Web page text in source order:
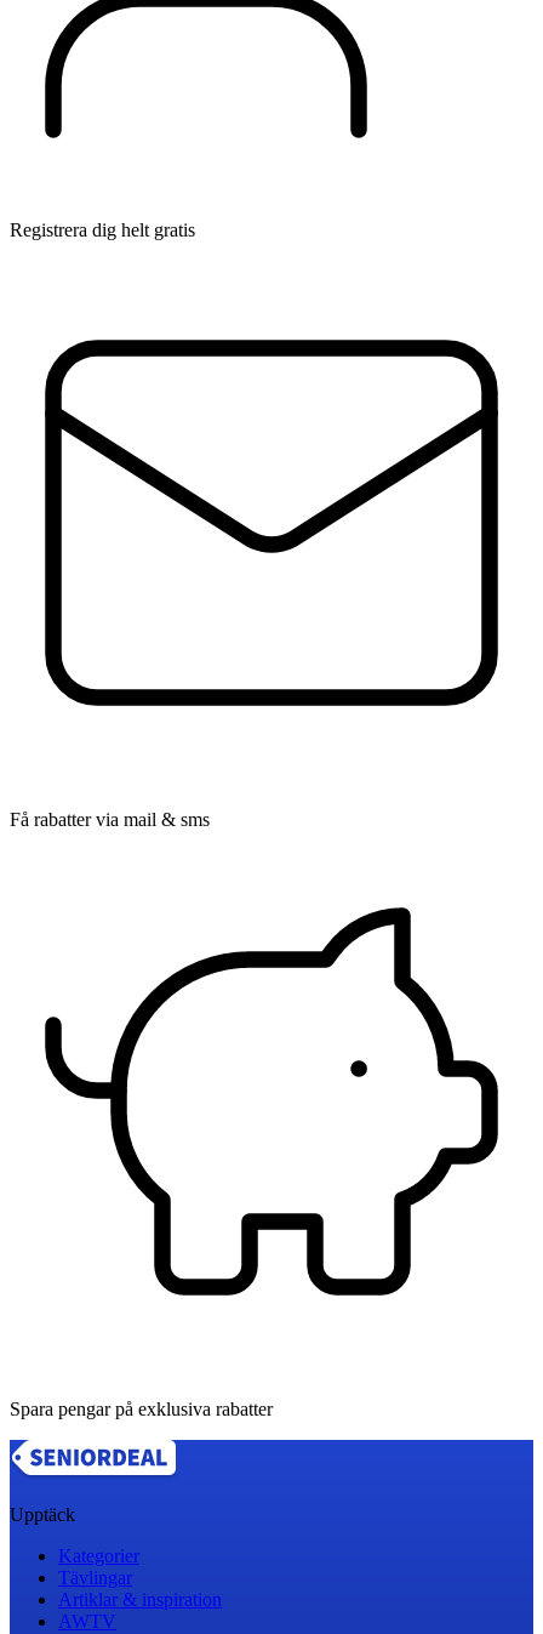
Registrera dig helt gratis
Få rabatter via mail & sms
Spara pengar på exklusiva rabatter
Upptäck
Kategorier
Tävlingar
Artiklar & inspiration
AWTV